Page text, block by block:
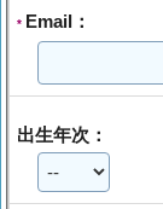
* Email：
出生年次：